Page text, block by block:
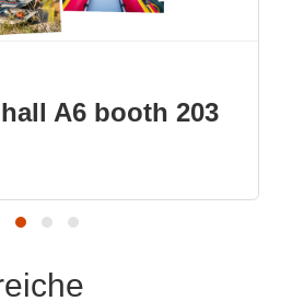
Heckträger